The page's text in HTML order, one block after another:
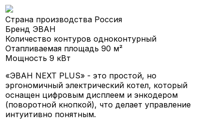
Страна производства Россия
Бренд ЭВАН
Количество контуроводноконтурный
Отапливаемая площадь90 м²
Мощность9 кВт
«ЭВАН NEXT PLUS» - это простой, но
эргономичный электрический котел, который
оснащен цифровым дисплеем и энкодером
(поворотной кнопкой), что делает управление
интуитивно понятным.